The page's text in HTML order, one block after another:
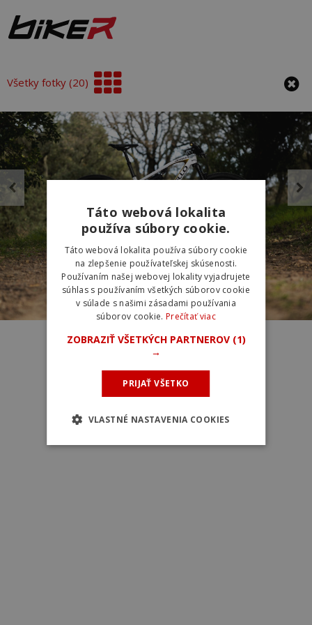
Všetky fotky (20)
Táto webová lokalita
používa súbory cookie.
Táto webová lokalita používa súbory cookie
na zlepšenie používateľskej skúsenosti.
Používaním našej webovej lokality vyjadrujete
súhlas s používaním všetkých súborov cookie
v súlade s našimi zásadami používania
súborov cookie. Prečítať viac
ZOBRAZIŤ VŠETKÝCH PARTNEROV (1)
→
PRIJAŤ VŠETKO
VLASTNÉ NASTAVENIA COOKIES